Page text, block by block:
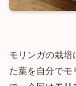
モリンガの栽培
た葉を自分でモ